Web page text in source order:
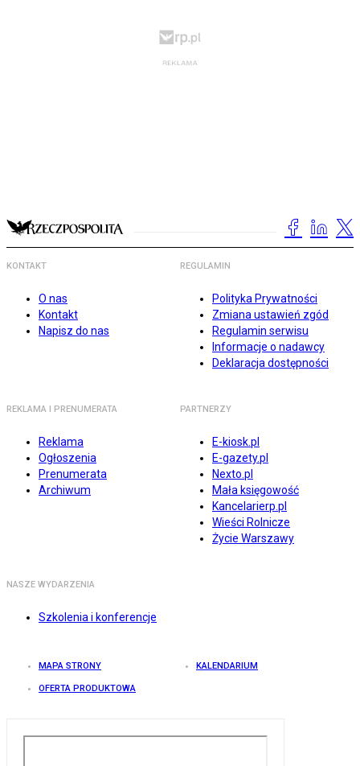
KONTAKT
O nas
Kontakt
Napisz do nas
REGULAMIN
Polityka Prywatności
Zmiana ustawień zgód
Regulamin serwisu
Informacje o nadawcy
Deklaracja dostępności
REKLAMA I PRENUMERATA
Reklama
Ogłoszenia
Prenumerata
Archiwum
PARTNERZY
E-kiosk.pl
E-gazety.pl
Nexto.pl
Mała księgowość
Kancelarierp.pl
Wieści Rolnicze
Życie Warszawy
NASZE WYDARZENIA
Szkolenia i konferencje
MAPA STRONY KALENDARIUM
OFERTA PRODUKTOWA